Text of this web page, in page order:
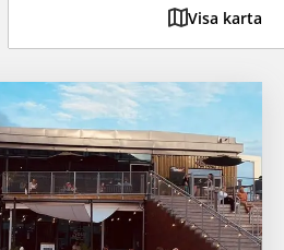
Visa karta